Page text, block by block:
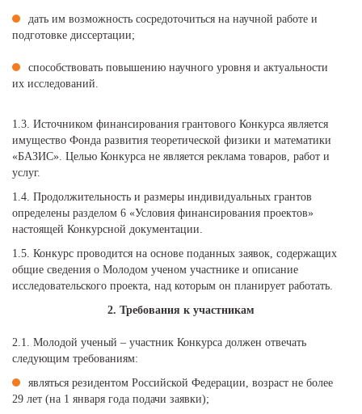
дать им возможность сосредоточиться на научной работе и
подготовке диссертации;
способствовать повышению научного уровня и актуальности
их исследований.
1.3. Источником финансирования грантового Конкурса является
имущество Фонда развития теоретической физики и математики
«БАЗИС». Целью Конкурса не является реклама товаров, работ и
услуг.
1.4. Продолжительность и размеры индивидуальных грантов
определены разделом 6 «Условия финансирования проектов»
настоящей Конкурсной документации.
1.5. Конкурс проводится на основе поданных заявок, содержащих
общие сведения о Молодом ученом участнике и описание
исследовательского проекта, над которым он планирует работать.
2. Требования к участникам
2.1. Молодой ученый – участник Конкурса должен отвечать
следующим требованиям:
являться резидентом Российской Федерации, возраст не более
29 лет (на 1 января года подачи заявки);